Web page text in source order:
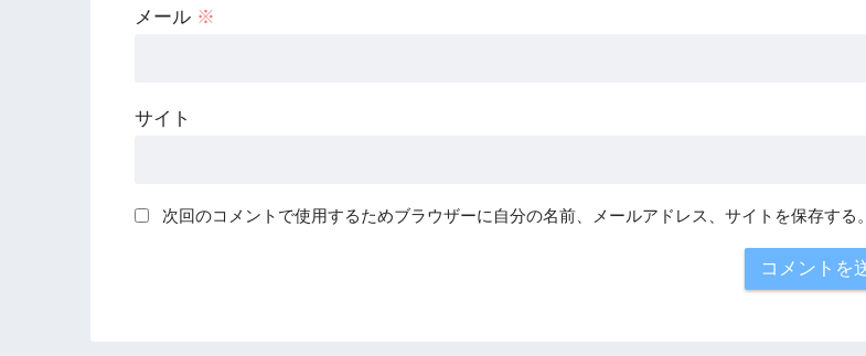
メール ※
サイト
次回のコメントで使用するためブラウザーに自分の名前、メールアドレス、サイトを保存する。